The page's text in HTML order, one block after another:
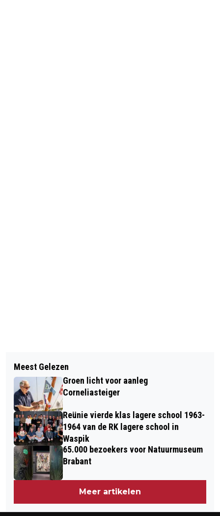
NATIONALE DOORTRAPDAGEN VOOR
OUDEREN OP MAANDAG 18 MEI VAN
START
COLLECTANTEN GEZOCHT IN
GEERTRUIDENBERG VOOR HET
SPIERFONDS
Meest Gelezen
Groen licht voor aanleg
Corneliasteiger
Reünie vierde klas lagere school 1963-
1964 van de RK lagere school in
Waspik
65.000 bezoekers voor Natuurmuseum
Brabant
Meer artikelen